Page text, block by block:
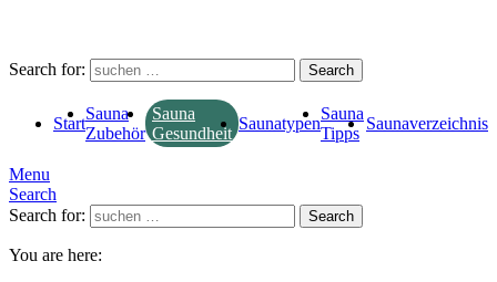
Search for: Search
Start
Sauna
Zubehör
Sauna
Gesundheit
Saunatypen
Sauna
Tipps
Saunaverzeichnis
Menu
Search
Search for:
Search
You are here: